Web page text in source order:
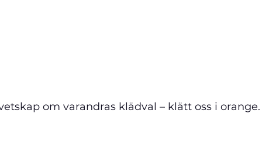
om varandras klädval – klätt oss i orange.